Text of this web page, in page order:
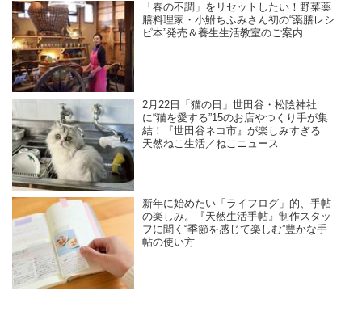
「春の不調」をリセットしたい！野菜薬
膳料理家・小鮒ちふみさん初の“薬膳レシ
ピ本”発売＆養生生活教室のご案内
2月22日「猫の日」世田谷・松陰神社
に“猫を愛する”15のお店やつくり手が集
結！『世田谷ネコ市』が楽しみすぎる｜
天然ねこ生活／ねこニュース
新年に始めたい「ライフログ」的、手帖
の楽しみ。『天然生活手帖』制作スタッ
フに聞く“季節を感じて楽しむ”豊かな手
帖の使い方